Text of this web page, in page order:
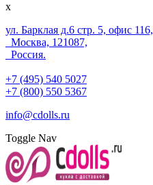
x
ул. Барклая д.6 стр. 5, офис 116,
Москва, 121087,
Россия.
+7 (495) 540 5027
+7 (800) 550 5367
info@cdolls.ru
Toggle Nav